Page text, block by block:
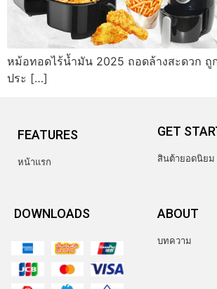
หม้อทอดไร้น้ำมัน 2025 ถอดล้างสะดวก
ประ […]
FEATURES
หน้าแรก
GET
สินต้ายอดนิยม
DOWNLOADS ABOUT
บทความ